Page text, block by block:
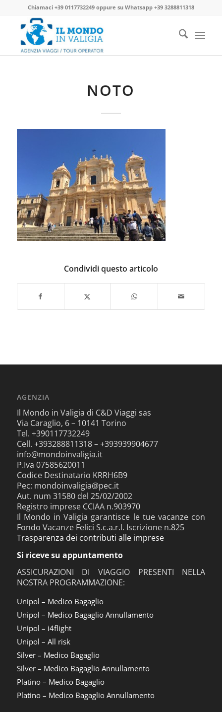
Chiamaci +39 0117732249oppure su Whatsapp +39 3288811318
NOTO
Condividi questo articolo
AGENZIA
Il Mondo in Valigia di C&D Viaggi sas
Via Caraglio, 6 – 10141 Torino
Tel. +390117732249
Cell. +393288811318 – +393939904677
info@mondoinvaligia.it
P.Iva 07585620011
Codice Destinatario KRRH6B9
Pec: mondoinvaligia@pec.it
Aut. num 31580 del 25/02/2002
Registro imprese CCIAA n.903970
Il Mondo in Valigia garantisce le tue vacanze con
Fondo Vacanze Felici S.c.a.r.l. Iscrizione n.825
Trasparenza dei contributi alle imprese
Si riceve su appuntamento
ASSICURAZIONI DI VIAGGIO PRESENTI NELLA
NOSTRA PROGRAMMAZIONE:
Unipol – Medico Bagaglio
Unipol – Medico Bagaglio Annullamento
Unipol – i4flight
Unipol – All risk
Silver – Medico Bagaglio
Silver – Medico Bagaglio Annullamento
Platino – Medico Bagaglio
Platino – Medico Bagaglio Annullamento